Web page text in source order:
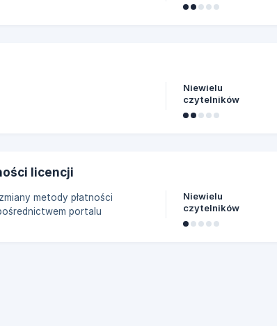
Niewielu
czytelników
licencji
metody płatności
portalu
Niewielu
czytelników